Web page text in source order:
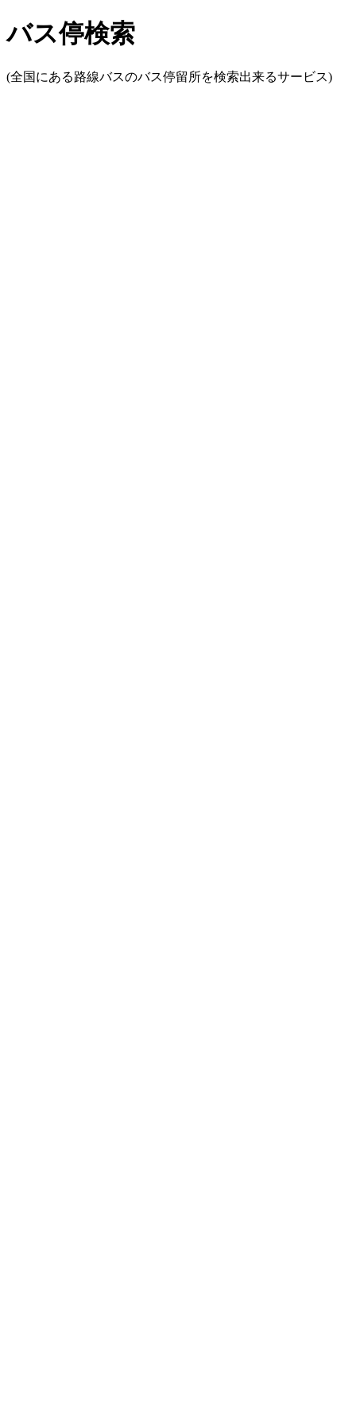
バス停検索
(全国にある路線バスのバス停留所を検索出来るサービス)